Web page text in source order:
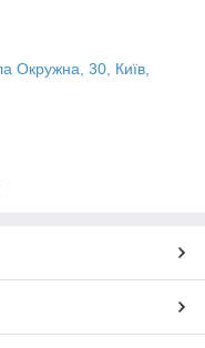
Окружна, 30, Київ,